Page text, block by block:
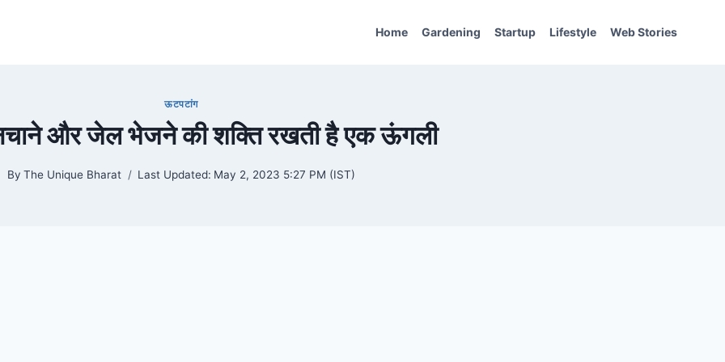
Home Gardening Startup Lifestyle Web Stories
ऊटपटांग
और जेल भेजने की शक्ति रखती है एक ऊंगली
By The Unique Bharat Last Updated: May 2, 2023 5:27 PM (IST)